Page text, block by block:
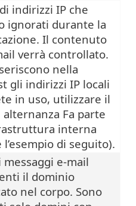
indirizzi IP che
ignorati durante la
Il contenuto
verrà controllato.
nella
gli indirizzi IP locali
in uso, utilizzare il
Fa parte
interna
l’esempio di seguito).
messaggi e-mail
il dominio
nel corpo. Sono